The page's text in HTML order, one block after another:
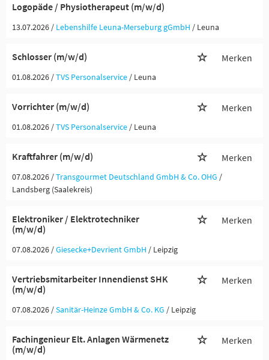
Logopäde / Physiotherapeut (m/w/d)
13.07.2026 / Lebenshilfe Leuna-Merseburg gGmbH / Leuna
Schlosser (m/w/d) Merken
01.08.2026 /TVS Personalservice / Leuna
Vorrichter (m/w/d) Merken
01.08.2026 /TVS Personalservice / Leuna
Kraftfahrer (m/w/d) Merken
07.08.2026 /Transgourmet Deutschland GmbH & Co. OHG /
Landsberg (Saalekreis)
Elektroniker / Elektrotechniker
(m/w/d)
Merken
07.08.2026 /Giesecke+Devrient GmbH / Leipzig
Vertriebsmitarbeiter Innendienst SHK
(m/w/d)
Merken
07.08.2026 /Sanitär-Heinze GmbH & Co. KG / Leipzig
Fachingenieur Elt. Anlagen Wärmenetz
(m/w/d)
Merken